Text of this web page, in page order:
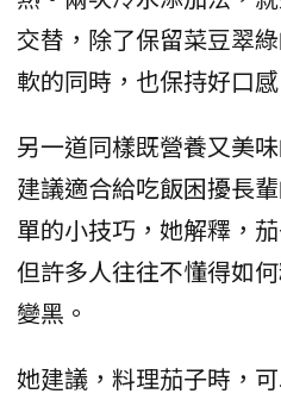
交替，除了保留菜豆翠
軟的同時，也保持好口感
另一道同樣既營養又美
建議適合給吃飯困擾長
單的小技巧，她解釋，
但許多人往往不懂得如
變黑。
她建議，料理茄子時，